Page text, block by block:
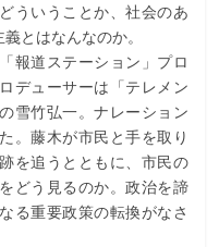
ういうことか、社会のあ
とはなんなのか。
報道ステーション」プロ
デューサーは「テレメン
雪竹弘一。ナレーション
。藤木が市民と手を取り
を追うとともに、市民の
どう見るのか。政治を諦
る重要政策の転換がなさ